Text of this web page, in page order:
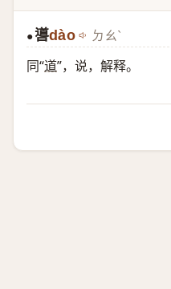
● 噵dào ㄉㄠˋ
同“道”，说，解释。